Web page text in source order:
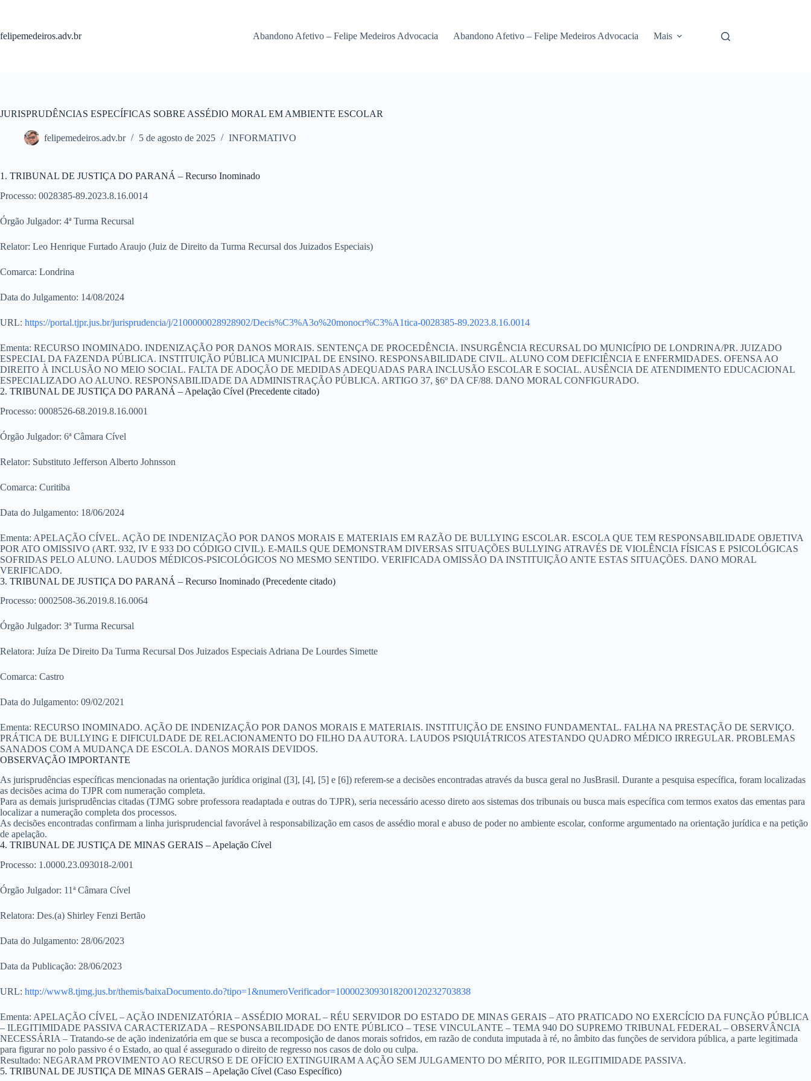
conteúdo
felipemedeiros.adv.br Abandono Afetivo – Felipe Medeiros Advocacia Abandono Afetivo – Felipe Medeiros Advocacia Mais
JURISPRUDÊNCIAS ESPECÍFICAS SOBRE ASSÉDIO MORAL EM AMBIENTE ESCOLAR
felipemedeiros.adv.br 5 de agosto de 2025 INFORMATIVO
1. TRIBUNAL DE JUSTIÇA DO PARANÁ – Recurso Inominado
Processo: 0028385-89.2023.8.16.0014
Órgão Julgador: 4ª Turma Recursal
Relator: Leo Henrique Furtado Araujo (Juiz de Direito da Turma Recursal dos Juizados Especiais)
Comarca: Londrina
Data do Julgamento: 14/08/2024
URL: https://portal.tjpr.jus.br/jurisprudencia/j/2100000028928902/Decis%C3%A3o%20monocr%C3%A1tica-0028385-89.2023.8.16.0014
Ementa: RECURSO INOMINADO. INDENIZAÇÃO POR DANOS MORAIS. SENTENÇA DE PROCEDÊNCIA. INSURGÊNCIA RECURSAL DO MUNICÍPIO DE LONDRINA/PR. JUIZADO
ESPECIAL DA FAZENDA PÚBLICA. INSTITUIÇÃO PÚBLICA MUNICIPAL DE ENSINO. RESPONSABILIDADE CIVIL. ALUNO COM DEFICIÊNCIA E ENFERMIDADES. OFENSA AO
DIREITO À INCLUSÃO NO MEIO SOCIAL. FALTA DE ADOÇÃO DE MEDIDAS ADEQUADAS PARA INCLUSÃO ESCOLAR E SOCIAL. AUSÊNCIA DE ATENDIMENTO EDUCACIONAL
ESPECIALIZADO AO ALUNO. RESPONSABILIDADE DA ADMINISTRAÇÃO PÚBLICA. ARTIGO 37, §6º DA CF/88. DANO MORAL CONFIGURADO.
2. TRIBUNAL DE JUSTIÇA DO PARANÁ – Apelação Cível (Precedente citado)
Processo: 0008526-68.2019.8.16.0001
Órgão Julgador: 6ª Câmara Cível
Relator: Substituto Jefferson Alberto Johnsson
Comarca: Curitiba
Data do Julgamento: 18/06/2024
Ementa: APELAÇÃO CÍVEL. AÇÃO DE INDENIZAÇÃO POR DANOS MORAIS E MATERIAIS EM RAZÃO DE BULLYING ESCOLAR. ESCOLA QUE TEM RESPONSABILIDADE OBJETIVA
POR ATO OMISSIVO (ART. 932, IV E 933 DO CÓDIGO CIVIL). E-MAILS QUE DEMONSTRAM DIVERSAS SITUAÇÕES BULLYING ATRAVÉS DE VIOLÊNCIA FÍSICAS E PSICOLÓGICAS
SOFRIDAS PELO ALUNO. LAUDOS MÉDICOS-PSICOLÓGICOS NO MESMO SENTIDO. VERIFICADA OMISSÃO DA INSTITUIÇÃO ANTE ESTAS SITUAÇÕES. DANO MORAL
VERIFICADO.
3. TRIBUNAL DE JUSTIÇA DO PARANÁ – Recurso Inominado (Precedente citado)
Processo: 0002508-36.2019.8.16.0064
Órgão Julgador: 3ª Turma Recursal
Relatora: Juíza De Direito Da Turma Recursal Dos Juizados Especiais Adriana De Lourdes Simette
Comarca: Castro
Data do Julgamento: 09/02/2021
Ementa: RECURSO INOMINADO. AÇÃO DE INDENIZAÇÃO POR DANOS MORAIS E MATERIAIS. INSTITUIÇÃO DE ENSINO FUNDAMENTAL. FALHA NA PRESTAÇÃO DE SERVIÇO.
PRÁTICA DE BULLYING E DIFICULDADE DE RELACIONAMENTO DO FILHO DA AUTORA. LAUDOS PSIQUIÁTRICOS ATESTANDO QUADRO MÉDICO IRREGULAR. PROBLEMAS
SANADOS COM A MUDANÇA DE ESCOLA. DANOS MORAIS DEVIDOS.
OBSERVAÇÃO IMPORTANTE
As jurisprudências específicas mencionadas na orientação jurídica original ([3], [4], [5] e [6]) referem-se a decisões encontradas através da busca geral no JusBrasil. Durante a pesquisa específica, foram localizadas
as decisões acima do TJPR com numeração completa.
Para as demais jurisprudências citadas (TJMG sobre professora readaptada e outras do TJPR), seria necessário acesso direto aos sistemas dos tribunais ou busca mais específica com termos exatos das ementas para
localizar a numeração completa dos processos.
As decisões encontradas confirmam a linha jurisprudencial favorável à responsabilização em casos de assédio moral e abuso de poder no ambiente escolar, conforme argumentado na orientação jurídica e na petição
de apelação.
4. TRIBUNAL DE JUSTIÇA DE MINAS GERAIS – Apelação Cível
Processo: 1.0000.23.093018-2/001
Órgão Julgador: 11ª Câmara Cível
Relatora: Des.(a) Shirley Fenzi Bertão
Data do Julgamento: 28/06/2023
Data da Publicação: 28/06/2023
URL: http://www8.tjmg.jus.br/themis/baixaDocumento.do?tipo=1&numeroVerificador=1000023093018200120232703838
Ementa: APELAÇÃO CÍVEL – AÇÃO INDENIZATÓRIA – ASSÉDIO MORAL – RÉU SERVIDOR DO ESTADO DE MINAS GERAIS – ATO PRATICADO NO EXERCÍCIO DA FUNÇÃO PÚBLICA
– ILEGITIMIDADE PASSIVA CARACTERIZADA – RESPONSABILIDADE DO ENTE PÚBLICO – TESE VINCULANTE – TEMA 940 DO SUPREMO TRIBUNAL FEDERAL – OBSERVÂNCIA
NECESSÁRIA – Tratando-se de ação indenizatória em que se busca a recomposição de danos morais sofridos, em razão de conduta imputada à ré, no âmbito das funções de servidora pública, a parte legitimada
para figurar no polo passivo é o Estado, ao qual é assegurado o direito de regresso nos casos de dolo ou culpa.
Resultado: NEGARAM PROVIMENTO AO RECURSO E DE OFÍCIO EXTINGUIRAM A AÇÃO SEM JULGAMENTO DO MÉRITO, POR ILEGITIMIDADE PASSIVA.
5. TRIBUNAL DE JUSTIÇA DE MINAS GERAIS – Apelação Cível (Caso Específico)